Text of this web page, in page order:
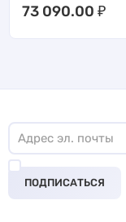
73 090.00 ₽
ПОДПИСАТЬСЯ